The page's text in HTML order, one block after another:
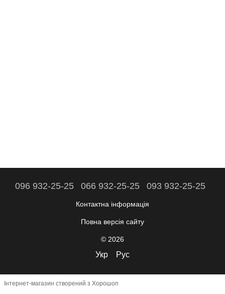
096 932-25-25 066 932-25-25 093 932-25-25
Контактна інформація
Повна версія сайту
© 2026
Укр Рус
Інтернет-магазин створений з Хорошоп